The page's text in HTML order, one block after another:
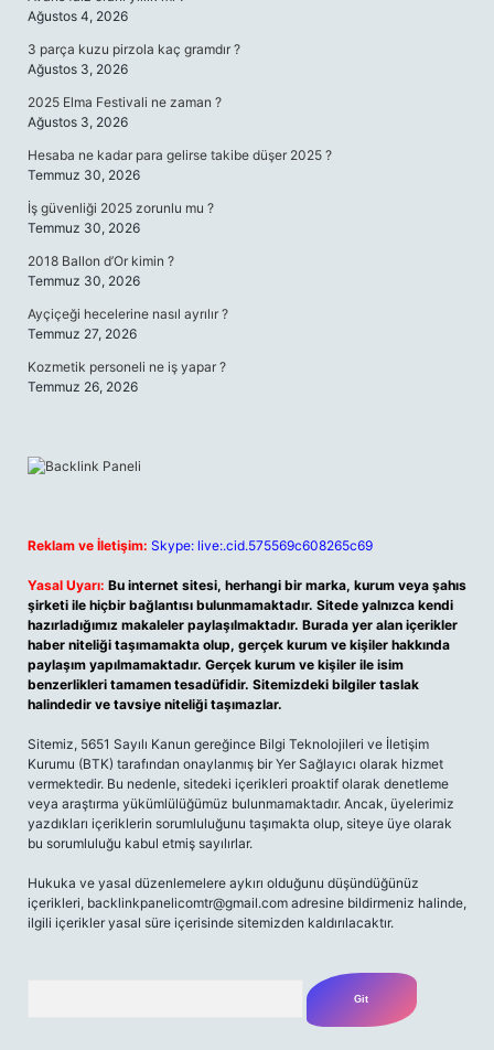
Ağustos 4, 2026
3 parça kuzu pirzola kaç gramdır ?
Ağustos 3, 2026
2025 Elma Festivali ne zaman ?
Ağustos 3, 2026
Hesaba ne kadar para gelirse takibe düşer 2025 ?
Temmuz 30, 2026
İş güvenliği 2025 zorunlu mu ?
Temmuz 30, 2026
2018 Ballon d’Or kimin ?
Temmuz 30, 2026
Ayçiçeği hecelerine nasıl ayrılır ?
Temmuz 27, 2026
Kozmetik personeli ne iş yapar ?
Temmuz 26, 2026
Reklam ve İletişim: Skype: live:.cid.575569c608265c69
Yasal Uyarı: Bu internet sitesi, herhangi bir marka, kurum veya şahıs
şirketi ile hiçbir bağlantısı bulunmamaktadır. Sitede yalnızca kendi
hazırladığımız makaleler paylaşılmaktadır. Burada yer alan içerikler
haber niteliği taşımamakta olup, gerçek kurum ve kişiler hakkında
paylaşım yapılmamaktadır. Gerçek kurum ve kişiler ile isim
benzerlikleri tamamen tesadüfidir. Sitemizdeki bilgiler taslak
halindedir ve tavsiye niteliği taşımazlar.
Sitemiz, 5651 Sayılı Kanun gereğince Bilgi Teknolojileri ve İletişim
Kurumu (BTK) tarafından onaylanmış bir Yer Sağlayıcı olarak hizmet
vermektedir. Bu nedenle, sitedeki içerikleri proaktif olarak denetleme
veya araştırma yükümlülüğümüz bulunmamaktadır. Ancak, üyelerimiz
yazdıkları içeriklerin sorumluluğunu taşımakta olup, siteye üye olarak
bu sorumluluğu kabul etmiş sayılırlar.
Hukuka ve yasal düzenlemelere aykırı olduğunu düşündüğünüz
içerikleri, backlinkpanelicomtr@gmail.com adresine bildirmeniz halinde,
ilgili içerikler yasal süre içerisinde sitemizden kaldırılacaktır.